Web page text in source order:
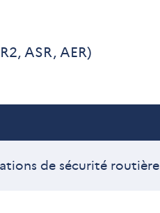
ASR, AER)
de sécurité routière